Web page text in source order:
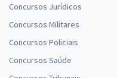
Concursos Jurídicos
Concursos Militares
Concursos Policiais
Concursos Saúde